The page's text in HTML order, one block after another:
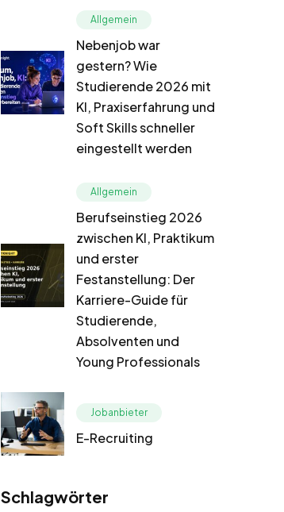
Allgemein
Nebenjob war
gestern? Wie
Studierende 2026 mit
KI, Praxiserfahrung und
Soft Skills schneller
eingestellt werden
Allgemein
Berufseinstieg 2026
zwischen KI, Praktikum
und erster
Festanstellung: Der
Karriere-Guide für
Studierende,
Absolventen und
Young Professionals
Jobanbieter
E-Recruiting
Schlagwörter